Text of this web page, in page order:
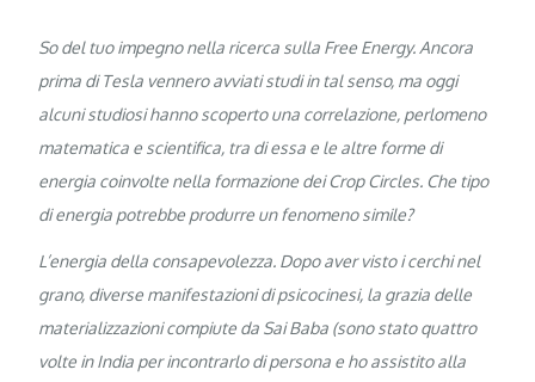
So del tuo impegno nella ricerca sulla Free Energy. Ancora
prima di Tesla vennero avviati studi in tal senso, ma oggi
alcuni studiosi hanno scoperto una correlazione, perlomeno
matematica e scientifica, tra di essa e le altre forme di
energia coinvolte nella formazione dei Crop Circles. Che tipo
di energia potrebbe produrre un fenomeno simile?
L’energia della consapevolezza. Dopo aver visto i cerchi nel
grano, diverse manifestazioni di psicocinesi, la grazia delle
materializzazioni compiute da Sai Baba (sono stato quattro
volte in India per incontrarlo di persona e ho assistito alla